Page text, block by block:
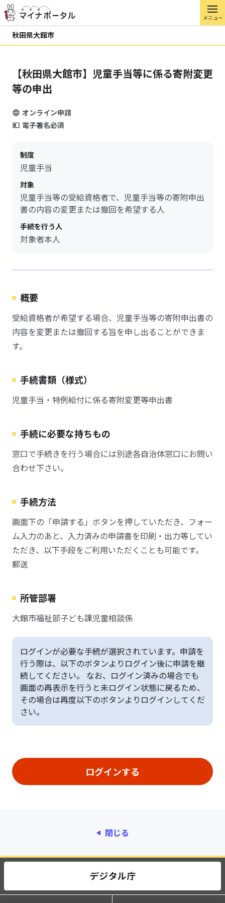
メニュー
秋田県大館市
【秋田県大館市】児童手当等に係る寄附変更
等の申出
オンライン申請
電子署名必須
制度
児童手当
対象
児童手当等の受給資格者で、児童手当等の寄附申出
書の内容の変更または撤回を希望する人
手続を行う人
対象者本人
概要
受給資格者が希望する場合、児童手当等の寄附申出書の
内容を変更または撤回する旨を申し出ることができま
す。
手続書類（様式）
児童手当・特例給付に係る寄附変更等申出書
手続に必要な持ちもの
窓口で手続きを行う場合には別途各自治体窓口にお問い
合わせ下さい。
手続方法
画面下の「申請する」ボタンを押していただき、フォー
ム入力のあと、入力済みの申請書を印刷・出力等してい
ただき、以下手段をご利用いただくことも可能です。
郵送
所管部署
大館市福祉部子ども課児童相談係
ログインが必要な手続が選択されています。申請を
行う際は、以下のボタンよりログイン後に申請を継
続してください。 なお、ログイン済みの場合でも
画面の再表示を行うと未ログイン状態に戻るため、
その場合は再度以下のボタンよりログインしてくだ
さい。
閉じる